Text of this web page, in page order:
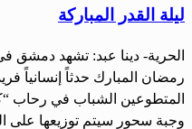
ليلة القدر المباركة
الحرية- دينا عبد: تشهد دمشق
رمضان المبارك حدثاً إنسانياً
وجبة سحور سيتم توزيعها على